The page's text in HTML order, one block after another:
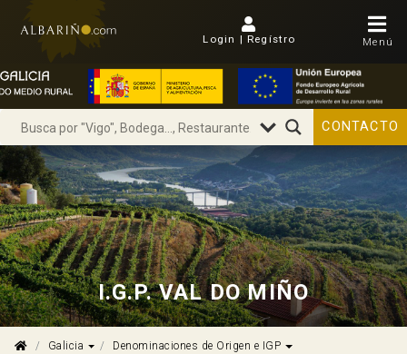
Login | Regístro Menú
CONTACTO
I.G.P. VAL DO MIÑO
Galicia Dropdown
Denominaciones de Origen e IGP
Dropdown